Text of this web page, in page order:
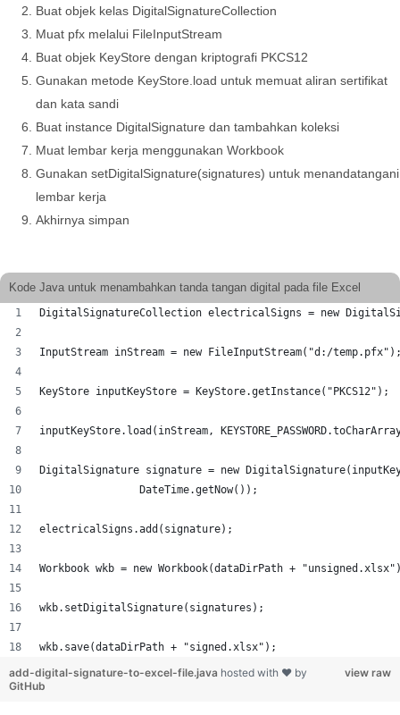
Buat objek kelas DigitalSignatureCollection
Muat pfx melalui FileInputStream
Buat objek KeyStore dengan kriptografi PKCS12
Gunakan metode KeyStore.load untuk memuat aliran sertifikat
dan kata sandi
Buat instance DigitalSignature dan tambahkan koleksi
Muat lembar kerja menggunakan Workbook
Gunakan setDigitalSignature(signatures) untuk menandatangani
lembar kerja
Akhirnya simpan
Kode Java untuk menambahkan tanda tangan digital pada file Excel
DigitalSignatureCollection electricalSigns = new
InputStream inStream = new FileInputStream("d:/
KeyStore inputKeyStore = KeyStore.getInstance("PKCS12");
inputKeyStore.load(inStream,
DigitalSignature signature = new
		DateTime.getNow());
electricalSigns.add(signature);
Workbook wkb = new Workbook(dataDirPath +
wkb.setDigitalSignature(signatures);
wkb.save(dataDirPath + "signed.xlsx");
view raw
add-digital-signature-to-excel-file.java hosted with ❤ by
GitHub